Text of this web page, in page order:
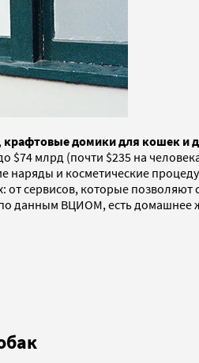
домики для кошек и
$74 млрд (почти $235 на
наряды и косметические
сервисов, которые
данным ВЦИОМ, есть